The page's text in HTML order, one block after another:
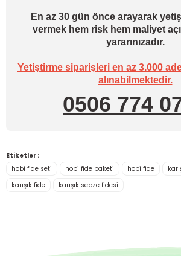
En az 30 gün önce arayarak
vermek hem risk hem maliyet
yararınızadır.
Yetiştirme siparişleri en az 3.000
alınabilmektedir.
0506 774
Etiketler :
hobi fide seti
hobi fide paketi hobi fide
karışık fide
karışık sebze fidesi